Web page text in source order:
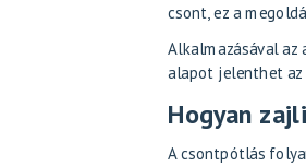
csont, ez a
Alkalmazásával
alapot jelenthet
Hogyan
A csontpótlás